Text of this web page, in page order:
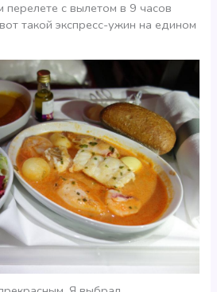
с вылетом в 9 часов
такой экспресс-ужин на едином